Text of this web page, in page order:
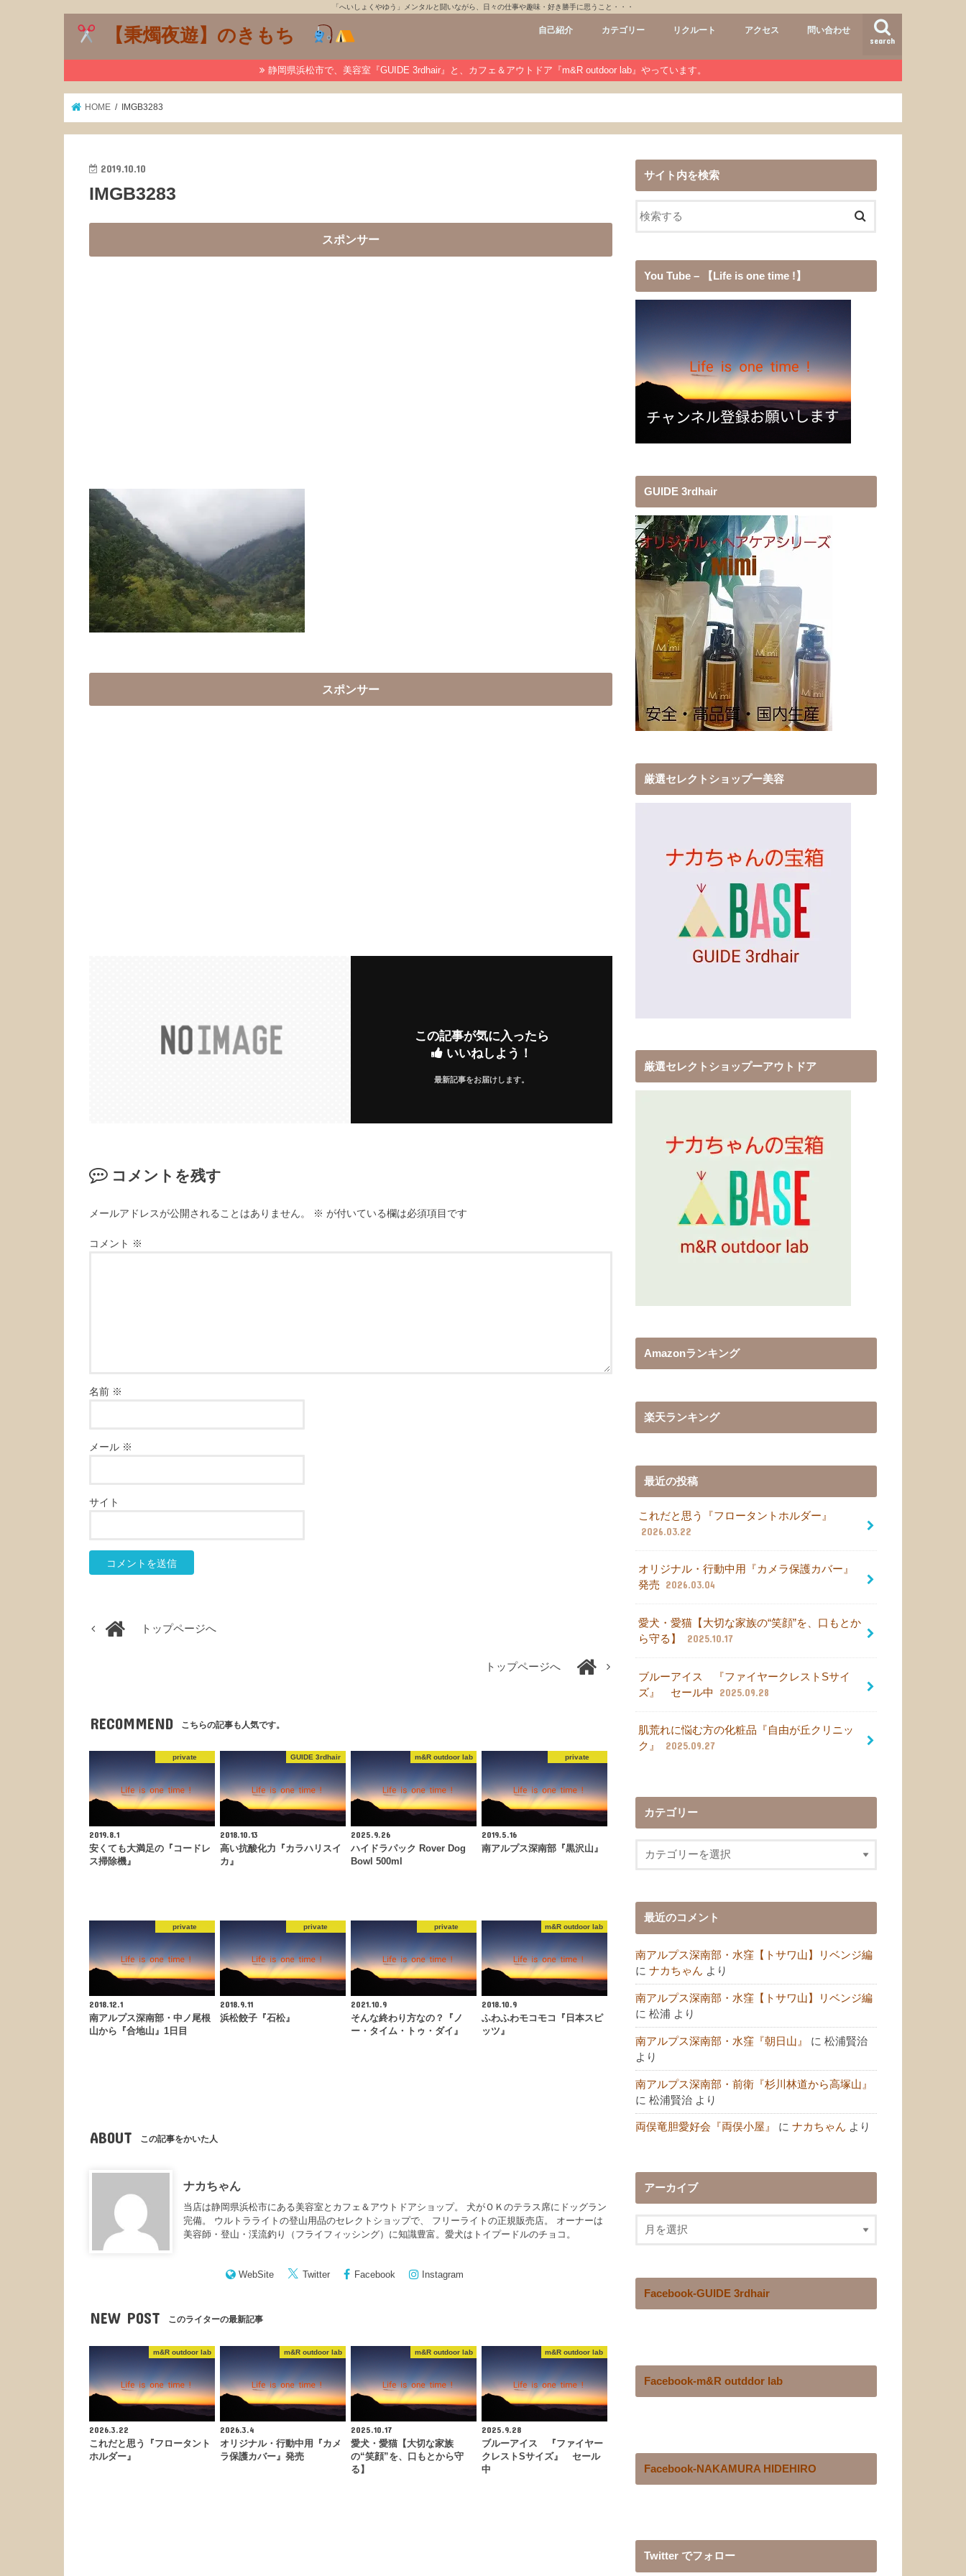
「へいしょくやゆう」メンタルと闘いながら、日々の仕事や趣味・好き勝手に思うこと・・・
【秉燭夜遊】のきもち search
自己紹介 カテゴリー
GUIDE 3rdhair おすすめメニュー
ヘアースタイル
商品
m&R outdoor lab ワンコ
道具
private 愛犬チョコ
渓流釣り
登山
未分類
リクルート アクセス 問い合わせ
静岡県浜松市で、美容室『GUIDE 3rdhair』と、カフェ＆アウトドア『m&R outdoor lab』やっています。
HOME IMGB3283
2019.10.10
IMGB3283
スポンサー
スポンサー
この記事が気に入ったら
いいねしよう！
最新記事をお届けします。
コメントを残す
メールアドレスが公開されることはありません。 ※ が付いている欄は必須項目です
コメント ※
名前 ※
メール ※
サイト
トップページへ
トップページへ
RECOMMEND こちらの記事も人気です。
private
2019.8.1
安くても大満足の『コードレ
ス掃除機』
GUIDE 3rdhair
2018.10.13
高い抗酸化力『カラハリスイ
カ』
m&R outdoor lab
2025.9.26
ハイドラパック Rover Dog
Bowl 500ml
private
2019.5.16
南アルプス深南部『黒沢山』
private
2018.12.1
南アルプス深南部・中ノ尾根
山から『合地山』1日目
private
2018.9.11
浜松餃子『石松』
private
2021.10.9
そんな終わり方なの？『ノ
ー・タイム・トゥ・ダイ』
m&R outdoor lab
2018.10.9
ふわふわモコモコ『日本スピ
ッツ』
ABOUT この記事をかいた人
ナカちゃん
当店は静岡県浜松市にある美容室とカフェ＆アウトドアショップ。 犬がＯＫのテラス席にドッグラン
完備。 ウルトラライトの登山用品のセレクトショップで、 フリーライトの正規販売店。 オーナーは
美容師・登山・渓流釣り（フライフィッシング）に知識豊富。愛犬はトイプードルのチョコ。
WebSite Twitter Facebook Instagram
NEW POST このライターの最新記事
m&R outdoor lab
2026.3.22
これだと思う『フロータント
ホルダー』
m&R outdoor lab
2026.3.4
オリジナル・行動中用『カメ
ラ保護カバー』発売
m&R outdoor lab
2025.10.17
愛犬・愛猫【大切な家族
の“笑顔”を、口もとから守
る】
m&R outdoor lab
2025.9.28
ブルーアイス 『ファイヤー
クレストSサイズ』 セール
中
サイト内を検索
You Tube – 【Life is one time !】
GUIDE 3rdhair
厳選セレクトショップー美容
厳選セレクトショップーアウトドア
Amazonランキング
楽天ランキング
最近の投稿
これだと思う『フロータントホルダー』
2026.03.22
オリジナル・行動中用『カメラ保護カバー』
発売
2026.03.04
愛犬・愛猫【大切な家族の“笑顔”を、口もとか
ら守る】
2025.10.17
ブルーアイス 『ファイヤークレストSサイ
ズ』 セール中
2025.09.28
肌荒れに悩む方の化粧品『自由が丘クリニッ
ク』
2025.09.27
カテゴリー
最近のコメント
南アルプス深南部・水窪【トサワ山】リベンジ編
に ナカちゃん より
南アルプス深南部・水窪【トサワ山】リベンジ編
に 松浦 より
南アルプス深南部・水窪『朝日山』 に 松浦賢治
より
南アルプス深南部・前衛『杉川林道から高塚山』
に 松浦賢治 より
両俣竜胆愛好会『両俣小屋』 に ナカちゃん より
アーカイブ
Facebook-GUIDE 3rdhair
Facebook-m&R outddor lab
Facebook-NAKAMURA HIDEHIRO
Twitter でフォロー